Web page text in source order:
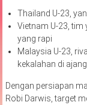
Thailand U-23,
Vietnam U-23,
yang rapi
Malaysia U-23,
kekalahan di
Dengan persiapan
Robi Darwis, target